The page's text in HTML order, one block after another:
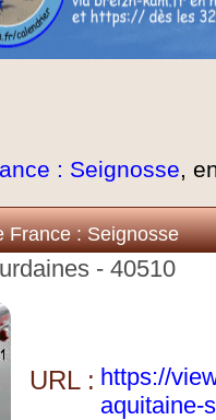
: Seignosse,
France : Seignosse
- 40510
URL : https://
aquitaine-